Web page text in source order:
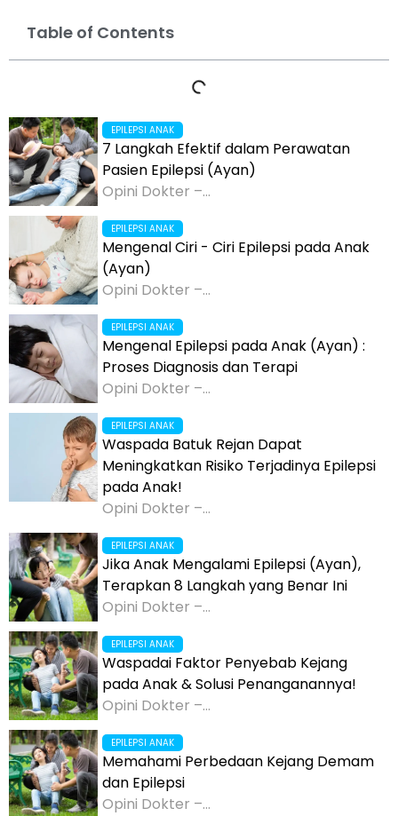
Table of Contents
EPILEPSI ANAK
7 Langkah Efektif dalam Perawatan
Pasien Epilepsi (Ayan)
Opini Dokter –...
EPILEPSI ANAK
Mengenal Ciri - Ciri Epilepsi pada Anak
(Ayan)
Opini Dokter –...
EPILEPSI ANAK
Mengenal Epilepsi pada Anak (Ayan) :
Proses Diagnosis dan Terapi
Opini Dokter –...
EPILEPSI ANAK
Waspada Batuk Rejan Dapat
Meningkatkan Risiko Terjadinya Epilepsi
pada Anak!
Opini Dokter –...
EPILEPSI ANAK
Jika Anak Mengalami Epilepsi (Ayan),
Terapkan 8 Langkah yang Benar Ini
Opini Dokter –...
EPILEPSI ANAK
Waspadai Faktor Penyebab Kejang
pada Anak & Solusi Penanganannya!
Opini Dokter –...
EPILEPSI ANAK
Memahami Perbedaan Kejang Demam
dan Epilepsi
Opini Dokter –...